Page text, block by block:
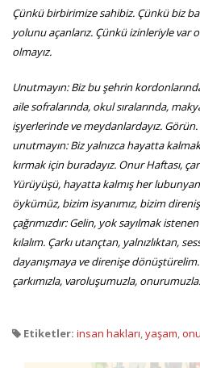
Çünkü birbirimize sahibiz. Çünkü biz
yolunu açanlarız. Çünkü izinleriyle var
olmayız.
Unutmayın: Biz bu şehrin
aile sofralarında, okul sıralarında,
işyerlerinde ve meydanlardayız.
unutmayın: Biz yalnızca hayatta
kırmak için buradayız. Onur Haftası,
Yürüyüşü, hayatta kalmış her
öykümüz, bizim isyanımız, bizim
çağrımızdır: Gelin, yok sayılmak
kılalım. Çarkı utançtan, yalnızlıktan,
dayanışmaya ve direnişe
çarkımızla, varoluşumuzla,
Etiketler: insan hakları,yaşam,